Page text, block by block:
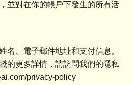
並對在你的帳戶下發生的所有活
名、電子郵件地址和支付信息。
的更多詳情，請訪問我們的隱私
privacy-policy